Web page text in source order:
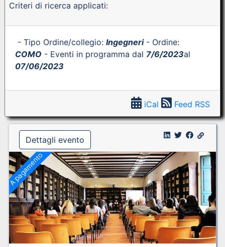
Criteri di ricerca applicati:
- Tipo Ordine/collegio: Ingegneri- Ordine:
COMO - Eventi in programma dal 7/6/2023al
07/06/2023
iCal Feed RSS
Dettagli evento
A pagamento